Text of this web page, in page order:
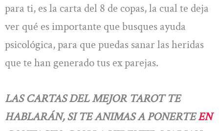
para ti, es la carta del 8 de copas, la cual te deja
ver qué es importante que busques ayuda
psicológica, para que puedas sanar las heridas
que te han generado tus ex parejas.
LAS CARTAS DEL MEJOR TAROT TE
HABLARÁN, SI TE ANIMAS A PONERTEEN